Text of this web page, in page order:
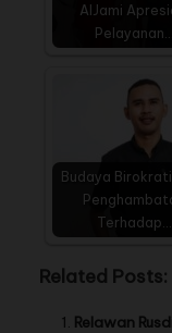
AlJami
Pelayanan…
Budaya
Terhadap…
Related Posts:
Relawan